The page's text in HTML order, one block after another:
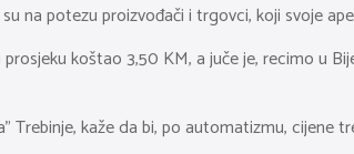
na potezu proizvođači i trgovci, koji svoje
koštao 3,50 KM, a juče je, recimo u
Trebinje, kaže da bi, po automatizmu, cijene